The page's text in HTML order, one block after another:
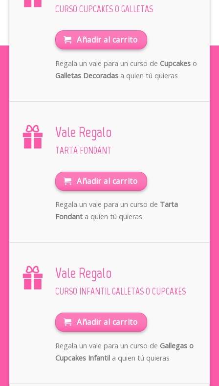
CURSO CUPCAKES O GALLETAS
Añadir al carrito
Regala un vale para un curso de Cupcakeso
Galletas Decoradasa quien tú quieras
Vale Regalo
TARTA FONDANT
Añadir al carrito
Regala un vale para un curso de Tarta
Fondanta quien tú quieras
Vale Regalo
CURSO INFANTIL GALLETAS O CUPCAKES
Añadir al carrito
Regala un vale para un curso de Gallegas o
Cupcakes Infantila quien tú quieras